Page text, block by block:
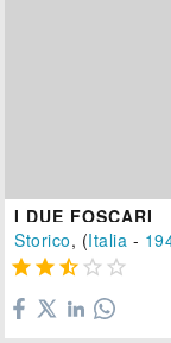
I DUE FOSCARI
Storico, (Italia -
    